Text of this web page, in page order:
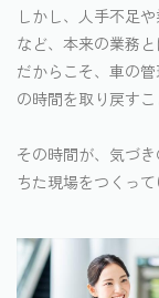
しかし、人手不足
など、本来の業務
だからこそ、車の
の時間を取り戻すこ
その時間が、気づ
ちた現場をつくって